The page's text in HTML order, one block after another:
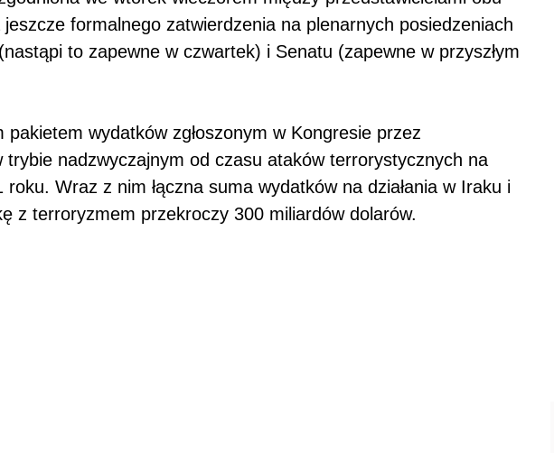
formalnego zatwierdzenia na plenarnych posiedzeniach
to zapewne w czwartek) i Senatu (zapewne w przyszłym
pakietem wydatków zgłoszonym w Kongresie przez
trybie nadzwyczajnym od czasu ataków terrorystycznych na
roku. Wraz z nim łączna suma wydatków na działania w Iraku i
z terroryzmem przekroczy 300 miliardów dolarów.